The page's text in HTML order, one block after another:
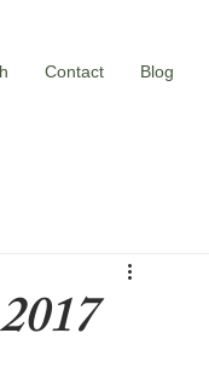
Contact Blog